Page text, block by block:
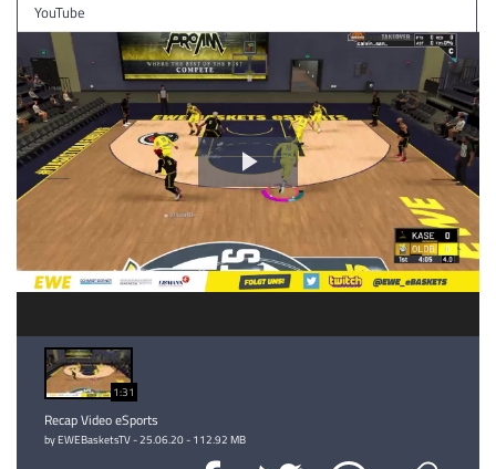
YouTube
Video
abspielen
1:31
Recap Video eSports
by EWEBasketsTV - 25.06.20 - 112.92 MB